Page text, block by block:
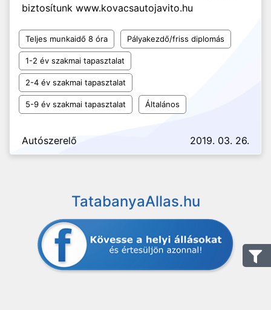
biztosítunk www.kovacsautojavito.hu
Teljes munkaidő 8 óra Pályakezdő/friss diplomás
1-2 év szakmai tapasztalat
2-4 év szakmai tapasztalat
5-9 év szakmai tapasztalat Általános
Autószerelő 2019. 03. 26.
TatabanyaAllas.hu